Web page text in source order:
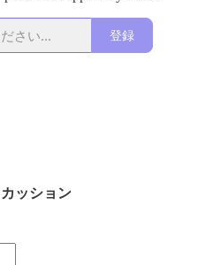
登録
ッション